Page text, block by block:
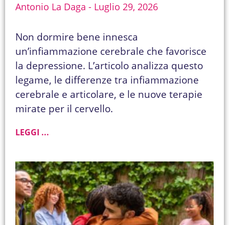
Antonio La Daga Luglio 29, 2026
Non dormire bene innesca
un’infiammazione cerebrale che favorisce
la depressione. L’articolo analizza questo
legame, le differenze tra infiammazione
cerebrale e articolare, e le nuove terapie
mirate per il cervello.
LEGGI ...